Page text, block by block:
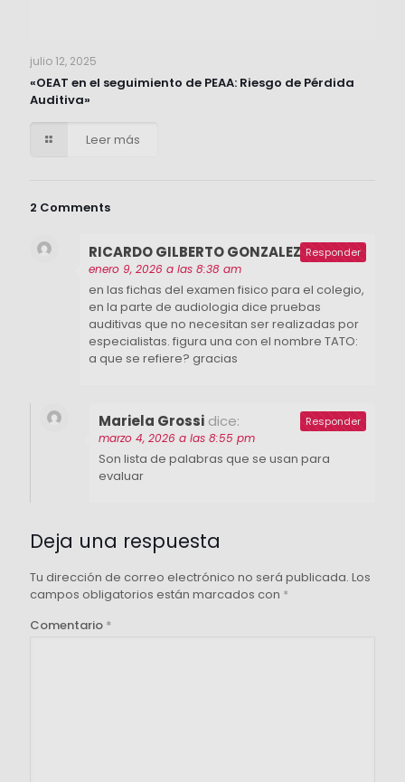
julio 12, 2025
«OEAT en el seguimiento de PEAA: Riesgo de Pérdida
Auditiva»
Leer más
2 Comments
RICARDO GILBERTO GONZALEZ dice:
enero 9, 2026 a las 8:38 am
en las fichas del examen fisico para el colegio,
en la parte de audiologia dice pruebas
auditivas que no necesitan ser realizadas por
especialistas. figura una con el nombre TATO:
a que se refiere? gracias
Responder
Mariela Grossi dice:
marzo 4, 2026 a las 8:55 pm
Son lista de palabras que se usan para
evaluar
Responder
Deja una respuesta
Tu dirección de correo electrónico no será publicada. Los
campos obligatorios están marcados con *
Comentario *